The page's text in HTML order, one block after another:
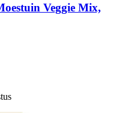
Veggie Mix,